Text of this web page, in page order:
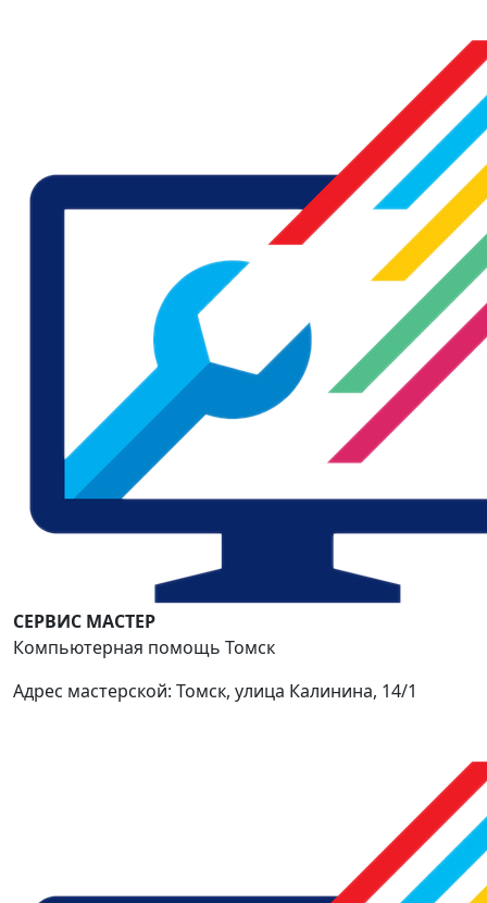
СЕРВИС МАСТЕР
Компьютерная помощь Томск
Адрес мастерской: Томск, улица Калинина, 14/1